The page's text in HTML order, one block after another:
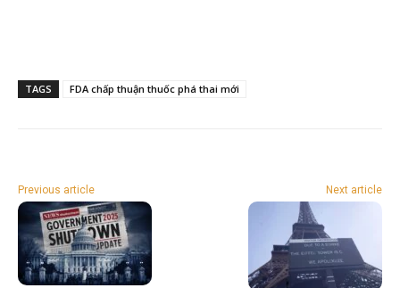
TAGS FDA chấp thuận thuốc phá thai mới
Previous article Next article